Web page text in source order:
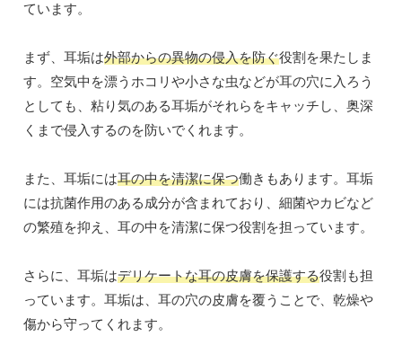
ています。
まず、耳垢は外部からの異物の侵入を防ぐ役割を果たしま
す。空気中を漂うホコリや小さな虫などが耳の穴に入ろう
としても、粘り気のある耳垢がそれらをキャッチし、奥深
くまで侵入するのを防いでくれます。
また、耳垢には耳の中を清潔に保つ働きもあります。耳垢
には抗菌作用のある成分が含まれており、細菌やカビなど
の繁殖を抑え、耳の中を清潔に保つ役割を担っています。
さらに、耳垢はデリケートな耳の皮膚を保護する役割も担
っています。耳垢は、耳の穴の皮膚を覆うことで、乾燥や
傷から守ってくれます。